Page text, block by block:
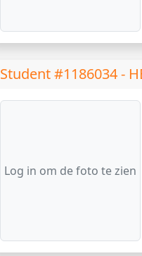
Student #1186034 -
Log in om de foto te zien